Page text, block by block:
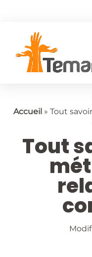
Accueil » Tout
Tout